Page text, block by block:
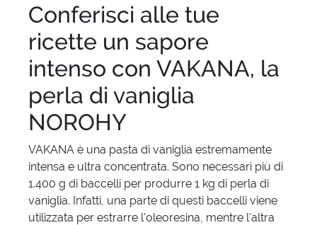
Conferisci alle tue
ricette un sapore
intenso con VAKANA, la
perla di vaniglia
NOROHY
VAKANA è una pasta di vaniglia estremamente
intensa e ultra concentrata. Sono necessari più di
1.400 g di baccelli per produrre 1 kg di perla di
vaniglia. Infatti, una parte di questi baccelli viene
utilizzata per estrarre l'oleoresina, mentre l'altra